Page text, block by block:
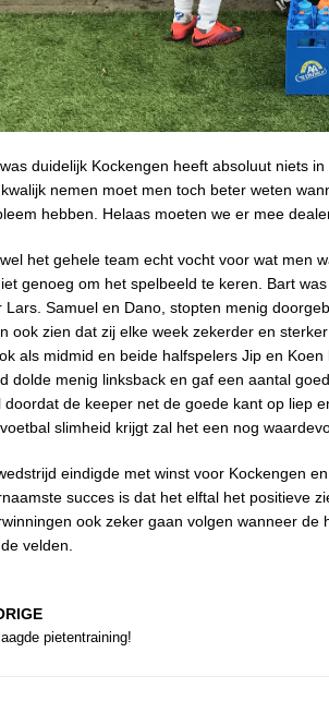
duidelijk Kockengen heeft absoluut niets
nemen moet men toch beter weten
hebben. Helaas moeten we er mee
het gehele team echt vocht voor wat men
genoeg om het spelbeeld te keren. Bart
Lars. Samuel en Dano, stopten menig
ook zien dat zij elke week zekerder en
als midmid en beide halfspelers Jip en
dolde menig linksback en gaf een aantal
doordat de keeper net de goede kant op liep
slimheid krijgt zal het een nog
eindigde met winst voor Kockengen
succes is dat het elftal het positieve
ook zeker gaan volgen wanneer de
velden.
pietentraining!